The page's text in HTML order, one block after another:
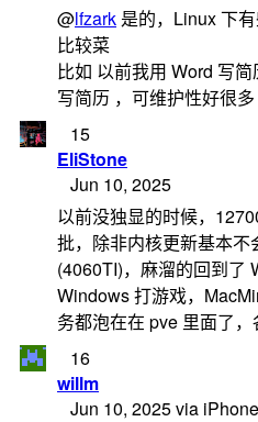
@lfzark 是的，Linux 下
比较菜
比如 以前我用 Word 写
写简历 ，可维护性好很多
15
EliStone
Jun 10, 2025
以前没独显的时候，
批，除非内核更新基本
(4060TI)，麻溜的回到了
Windows 打游戏，
务都泡在在 pve 里面了
16
willm
Jun 10, 2025 via iPhone